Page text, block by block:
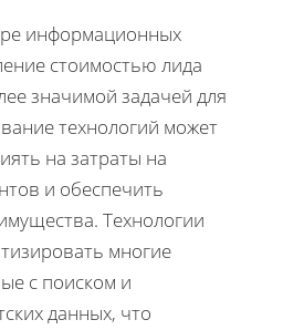
информационных
стоимостью лида
значимой задачей для
технологий может
на затраты на
и обеспечить
Технологии
многие
с поиском и
данных, что